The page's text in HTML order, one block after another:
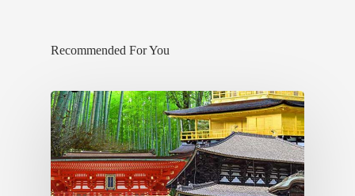
Recommended For You